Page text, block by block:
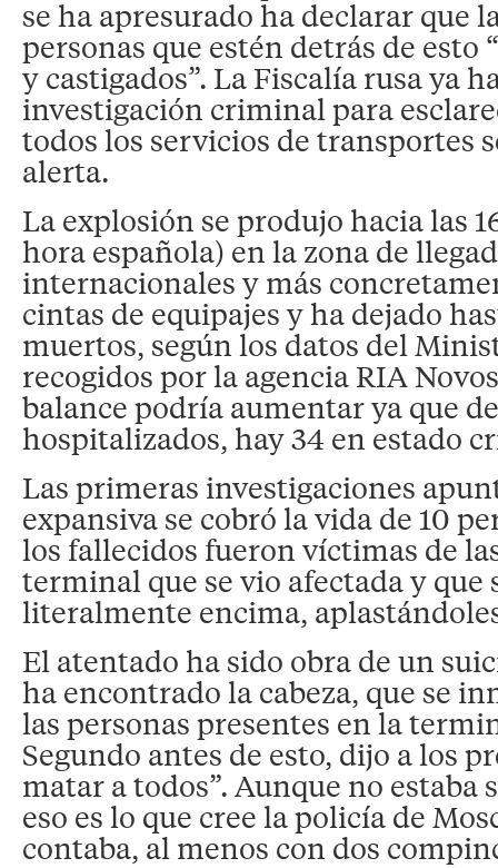
se ha apresurado ha declarar que
personas que estén detrás de esto
y castigados”. La Fiscalía rusa ya
investigación criminal para
todos los servicios de transportes
alerta.
La explosión se produjo hacia las
hora española) en la zona de
internacionales y más
cintas de equipajes y ha dejado
muertos, según los datos del
recogidos por la agencia RIA
balance podría aumentar ya que
hospitalizados, hay 34 en estado
Las primeras investigaciones
expansiva se cobró la vida de 10
los fallecidos fueron víctimas de
terminal que se vio afectada y que
literalmente encima,
El atentado ha sido obra de un
ha encontrado la cabeza, que se
las personas presentes en la
Segundo antes de esto, dijo a los
matar a todos”. Aunque no estaba
eso es lo que cree la policía de
contaba, al menos con dos